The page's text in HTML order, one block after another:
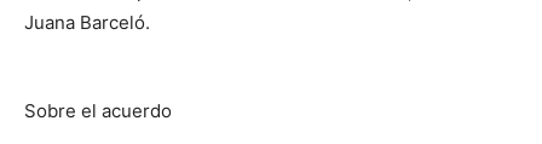
Juana Barceló.
Sobre el acuerdo